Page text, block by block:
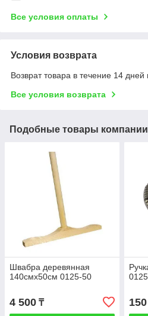
Все условия оплаты
Условия возврата
Возврат товара в течение 14 дней
Все условия возврата
Подобные товары компании
Швабра деревянная
140смх50см 0125-50
4 500 ₸
0125
150